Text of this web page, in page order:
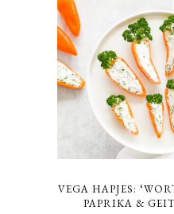
VEGA HAPJES:
PAPRIKA &